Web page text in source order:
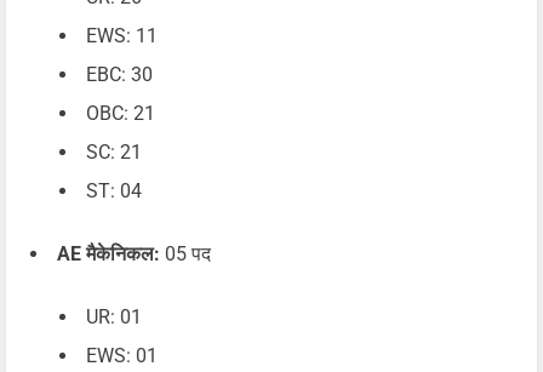
EWS: 11
EBC: 30
OBC: 21
SC: 21
ST: 04
AE मैकेनिकल: 05 पद
UR: 01
EWS: 01